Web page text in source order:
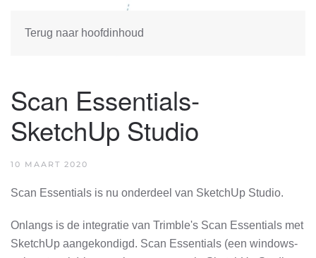
Terug naar hoofdinhoud
Scan Essentials-
SketchUp Studio
10 MAART 2020
Scan Essentials is nu onderdeel van SketchUp Studio.
Onlangs is de integratie van Trimble's Scan Essentials met
SketchUp aangekondigd. Scan Essentials (een windows-